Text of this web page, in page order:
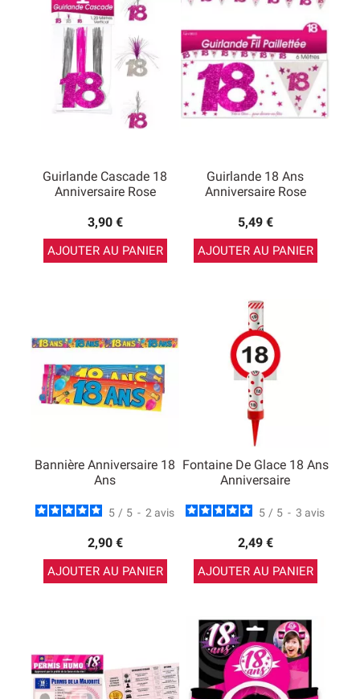
Guirlande Cascade 18
Anniversaire Rose
3,90 €
AJOUTER AU PANIER
Guirlande 18 Ans
Anniversaire Rose
5,49 €
AJOUTER AU PANIER
Bannière Anniversaire 18
Ans
5 / 5 - 2 avis
2,90 €
AJOUTER AU PANIER
Fontaine De Glace 18 Ans
Anniversaire
5 / 5 - 3 avis
2,49 €
AJOUTER AU PANIER